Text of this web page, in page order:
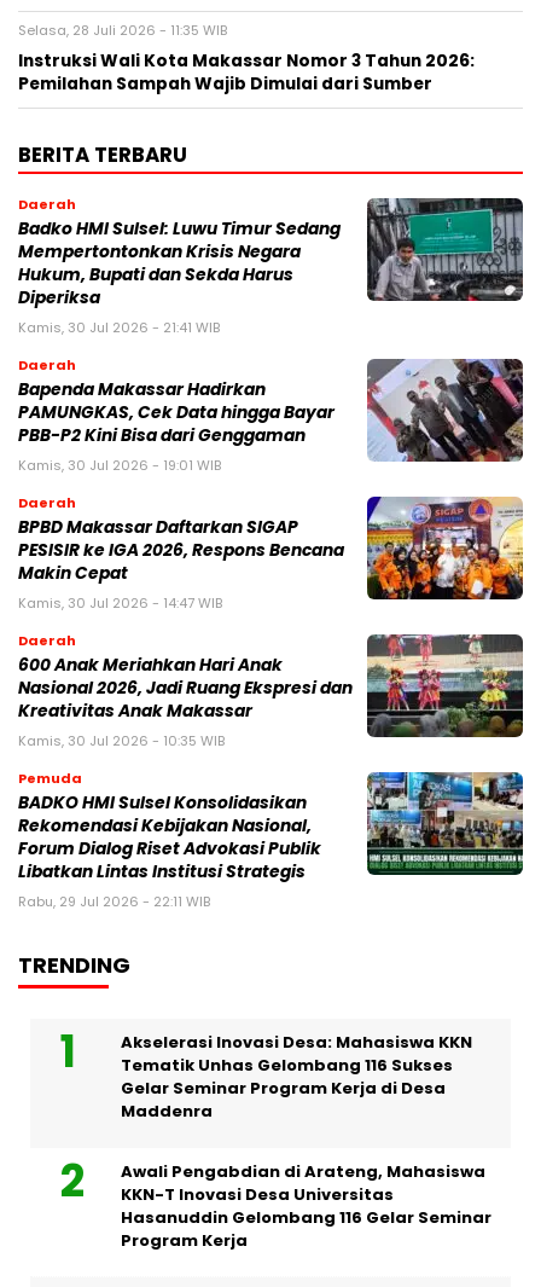
Selasa, 28 Juli 2026 - 11:35 WIB
Instruksi Wali Kota Makassar Nomor 3 Tahun 2026:
Pemilahan Sampah Wajib Dimulai dari Sumber
BERITA TERBARU
Daerah
Badko HMI Sulsel: Luwu Timur Sedang
Mempertontonkan Krisis Negara
Hukum, Bupati dan Sekda Harus
Diperiksa
Kamis, 30 Jul 2026 - 21:41 WIB
Daerah
Bapenda Makassar Hadirkan
PAMUNGKAS, Cek Data hingga Bayar
PBB-P2 Kini Bisa dari Genggaman
Kamis, 30 Jul 2026 - 19:01 WIB
Daerah
BPBD Makassar Daftarkan SIGAP
PESISIR ke IGA 2026, Respons Bencana
Makin Cepat
Kamis, 30 Jul 2026 - 14:47 WIB
Daerah
600 Anak Meriahkan Hari Anak
Nasional 2026, Jadi Ruang Ekspresi dan
Kreativitas Anak Makassar
Kamis, 30 Jul 2026 - 10:35 WIB
Pemuda
BADKO HMI Sulsel Konsolidasikan
Rekomendasi Kebijakan Nasional,
Forum Dialog Riset Advokasi Publik
Libatkan Lintas Institusi Strategis
Rabu, 29 Jul 2026 - 22:11 WIB
TRENDING
Akselerasi Inovasi Desa: Mahasiswa KKN
Tematik Unhas Gelombang 116 Sukses
Gelar Seminar Program Kerja di Desa
Maddenra
Awali Pengabdian di Arateng, Mahasiswa
KKN-T Inovasi Desa Universitas
Hasanuddin Gelombang 116 Gelar Seminar
Program Kerja